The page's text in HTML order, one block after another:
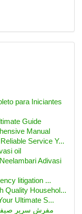
para Iniciantes
Guide
Manual
Service Y...
oil
Adivasi
litigation ...
Quality Househol...
Ultimate S...